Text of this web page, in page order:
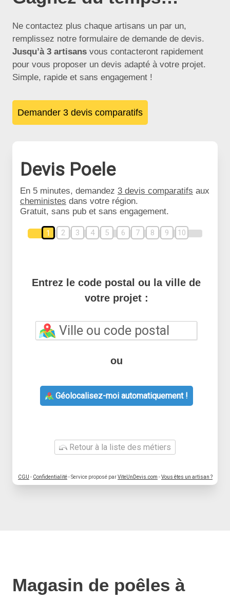
Ne contactez plus chaque artisans un par un,
remplissez notre formulaire de demande de devis.
Jusqu’à 3 artisans vous contacteront rapidement
pour vous proposer un devis adapté à votre projet.
Simple, rapide et sans engagement !
Demander 3 devis comparatifs
Devis Poele
En 5 minutes, demandez 3 devis comparatifs aux
cheministes dans votre région.
Gratuit, sans pub et sans engagement.
1 2 3 4 5 6 7 8 9 10
Entrez le code postal ou la ville de
votre projet :
ou
Géolocalisez-moi automatiquement !
Retour à la liste des métiers
CGU - Confidentialité- Service proposé parViteUnDevis.com -Vous êtes un artisan ?
Magasin de poêles à